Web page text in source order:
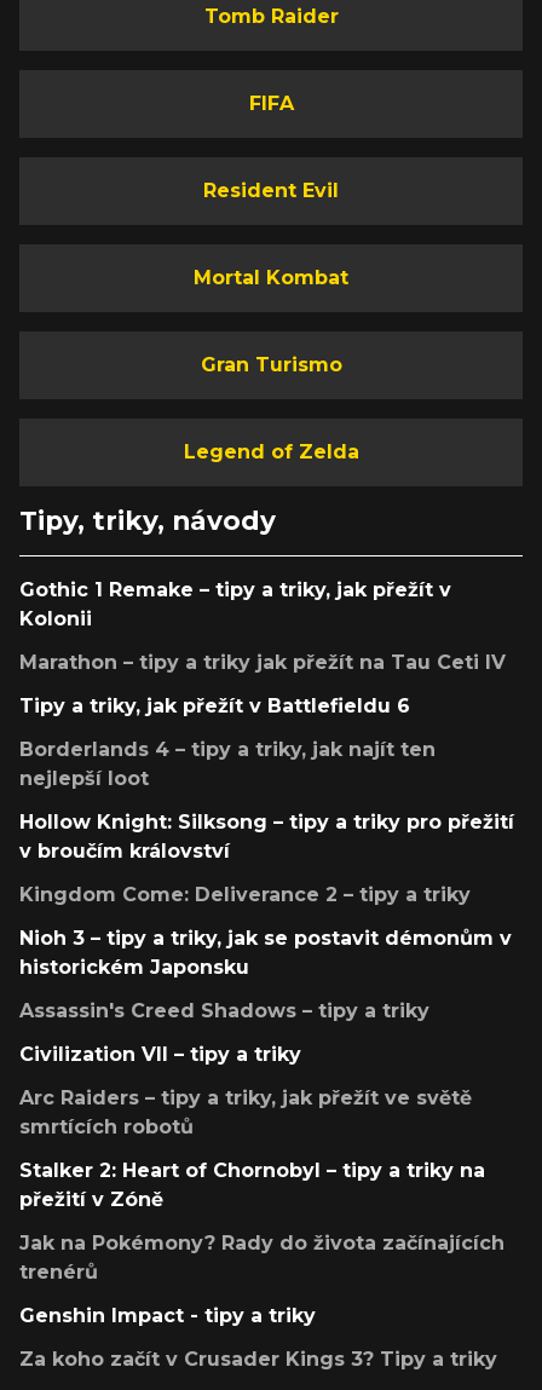
Tomb Raider
FIFA
Resident Evil
Mortal Kombat
Gran Turismo
Legend of Zelda
Tipy, triky, návody
Gothic 1 Remake – tipy a triky, jak přežít v
Kolonii
Marathon – tipy a triky jak přežít na Tau Ceti IV
Tipy a triky, jak přežít v Battlefieldu 6
Borderlands 4 – tipy a triky, jak najít ten
nejlepší loot
Hollow Knight: Silksong – tipy a triky pro přežití
v broučím království
Kingdom Come: Deliverance 2 – tipy a triky
Nioh 3 – tipy a triky, jak se postavit démonům v
historickém Japonsku
Assassin's Creed Shadows – tipy a triky
Civilization VII – tipy a triky
Arc Raiders – tipy a triky, jak přežít ve světě
smrtících robotů
Stalker 2: Heart of Chornobyl – tipy a triky na
přežití v Zóně
Jak na Pokémony? Rady do života začínajících
trenérů
Genshin Impact - tipy a triky
Za koho začít v Crusader Kings 3? Tipy a triky